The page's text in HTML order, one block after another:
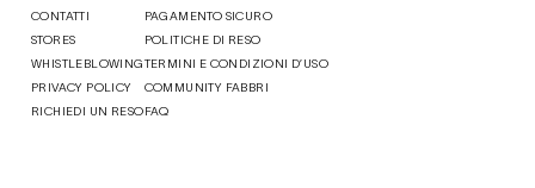
CONTATTI
STORES
WHISTLEBLOWING
PRIVACY POLICY
RICHIEDI UN RESO
PAGAMENTO SICURO
POLITICHE DI RESO
TERMINI E CONDIZIONI D’USO
COMMUNITY FABBRI
FAQ